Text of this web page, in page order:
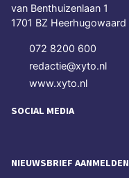
van Benthuizenlaan 1
1701 BZ Heerhugowaard
072 8200 600
redactie@xyto.nl
www.xyto.nl
SOCIAL MEDIA
NIEUWSBRIEF AANMELDEN